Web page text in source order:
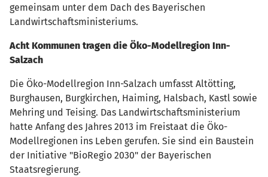
gemeinsam unter dem Dach des Bayerischen
Landwirtschaftsministeriums.
Acht Kommunen tragen die Öko-Modellregion Inn-
Salzach
Die Öko-Modellregion Inn-Salzach umfasst Altötting,
Burghausen, Burgkirchen, Haiming, Halsbach, Kastl sowie
Mehring und Teising. Das Landwirtschaftsministerium
hatte Anfang des Jahres 2013 im Freistaat die Öko-
Modellregionen ins Leben gerufen. Sie sind ein Baustein
der Initiative "BioRegio 2030" der Bayerischen
Staatsregierung.